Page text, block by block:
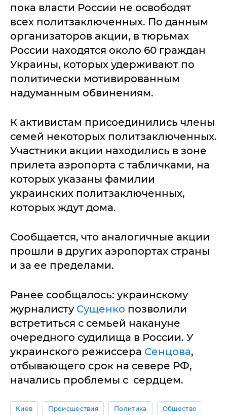
пока власти России не освободят
всех политзаключенных. По данным
организаторов акции, в тюрьмах
России находятся около 60 граждан
Украины, которых удерживают по
политически мотивированным
надуманным обвинениям.
К активистам присоединились члены
семей некоторых политзаключенных.
Участники акции находились в зоне
прилета аэропорта с табличками, на
которых указаны фамилии
украинских политзаключенных,
которых ждут дома.
Сообщается, что аналогичные акции
прошли в других аэропортах страны
и за ее пределами.
Ранее сообщалось: украинскому
журналисту Сущенко позволили
встретиться с семьей накануне
очередного судилища в России. У
украинского режиссера Сенцова,
отбывающего срок на севере РФ,
начались проблемы с сердцем.
Киев Происшествия Политика Общество